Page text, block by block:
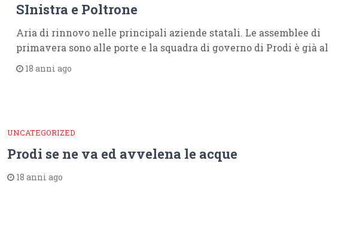
SInistra e Poltrone
Aria di rinnovo nelle principali aziende statali. Le assemblee di
primavera sono alle porte e la squadra di governo di Prodi è già al
18 anni ago
UNCATEGORIZED
Prodi se ne va ed avvelena le acque
18 anni ago